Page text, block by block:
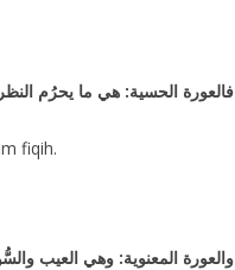
فالعورة الحسية: هي ما يحرُم
fiqih.
والعورة المعنوية: وهي العيب